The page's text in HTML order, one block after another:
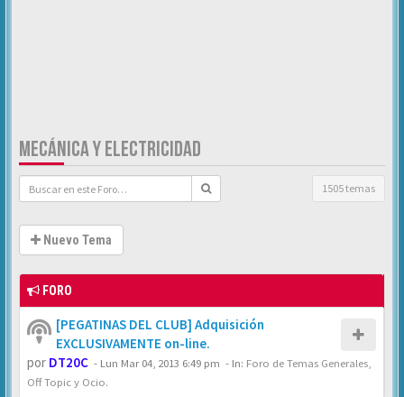
MECÁNICA Y ELECTRICIDAD
1505 temas
Nuevo Tema
FORO
[PEGATINAS DEL CLUB] Adquisición
EXCLUSIVAMENTE on-line.
por DT20C - Lun Mar 04, 2013 6:49 pm - In: Foro de Temas Generales,
Off Topic y Ocio.